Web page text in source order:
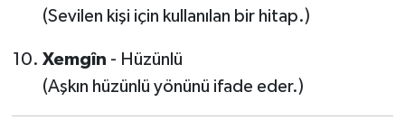
(Sevilen kişi için kullanılan bir hitap.)
Xemgîn - Hüzünlü
(Aşkın hüzünlü yönünü ifade eder.)